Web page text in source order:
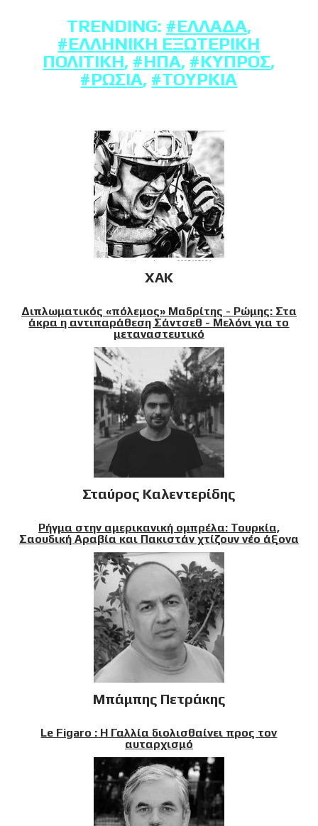
TRENDING: #ΕΛΛΆΔΑ,
#ΕΛΛΗΝΙΚΉ ΕΞΩΤΕΡΙΚΉ
ΠΟΛΙΤΙΚΉ, #ΗΠΑ, #ΚΎΠΡΟΣ,
#ΡΩΣΊΑ, #ΤΟΥΡΚΊΑ
XAK
Διπλωματικός «πόλεμος» Μαδρίτης - Ρώμης: Στα
άκρα η αντιπαράθεση Σάντσεθ - Μελόνι για το
μεταναστευτικό
Σταύρος Καλεντερίδης
Ρήγμα στην αμερικανική ομπρέλα: Τουρκία,
Σαουδική Αραβία και Πακιστάν χτίζουν νέο άξονα
Μπάμπης Πετράκης
Le Figaro : Η Γαλλία διολισθαίνει προς τον
αυταρχισμό